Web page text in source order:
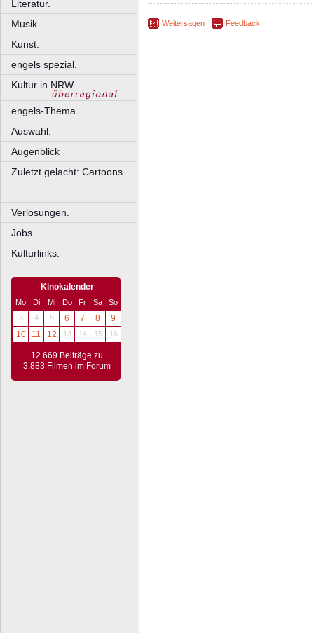
Literatur.
Musik.
Kunst.
engels spezial.
Kultur in NRW.
engels-Thema.
Auswahl.
Augenblick
Zuletzt gelacht: Cartoons.
––––––––––––––––––––
Verlosungen.
Jobs.
Kulturlinks.
Kinokalender
Mo Di Mi Do Fr Sa
So
3
4 5 6 7 8
9
10
11 12 13 14 15 16
12.669 Beiträge zu
3.883 Filmen im Forum
Weitersagen Feedback